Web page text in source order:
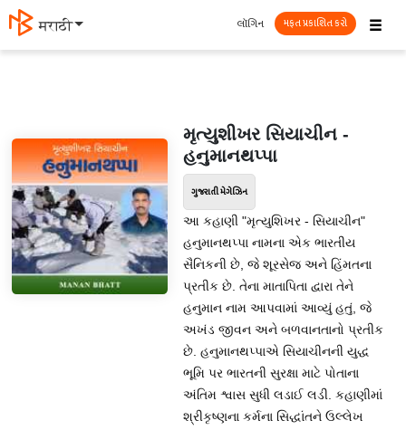
मराठी ☰
લૉગિન મફત પ્રકાશિત કરો
મૃત્યુશીખર સિયાચીન -
હનુમાનથપ્પા
ગુજરાતી મેગેઝિન
આ કહાણી "મૃત્યુશિખર - સિયાચીન"
હનુમાનથપ્પા નામના એક ભારતીય
સૈનિકની છે, જે શૂરસેજ અને હિંમતના
પ્રતીક છે. તેના માતાપિતા દ્વારા તેને
હનુમાન નામ આપવામાં આવ્યું હતું, જે
અખંડ જીવન અને બળવાનતાનો પ્રતીક
છે. હનુમાનથપ્પાએ સિયાચીનની યુદ્ધ
ભૂમિ પર ભારતની સુરક્ષા માટે પોતાના
અંતિમ શ્વાસ સુધી લડાઈ લડી. કહાણીમાં
શ્રીકૃષ્ણના કર્મના સિદ્ધાંતને ઉલ્લેખ